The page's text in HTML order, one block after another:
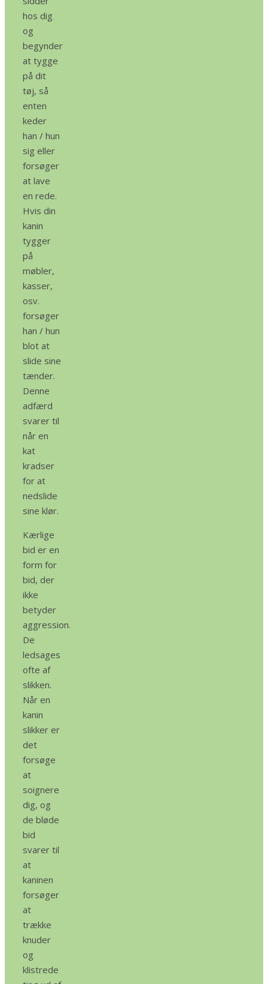
hos dig
og
begynder
at tygge
på dit
tøj, så
enten
keder
han / hun
sig eller
forsøger
at lave
en rede.
Hvis din
kanin
tygger
på
møbler,
kasser,
osv.
forsøger
han / hun
blot at
slide sine
tænder.
Denne
adfærd
svarer til
når en
kat
kradser
for at
nedslide
sine klør.
Kærlige
bid er en
form for
bid, der
ikke
betyder
aggression.
De
ledsages
ofte af
slikken.
Når en
kanin
slikker er
det
forsøge
at
soignere
dig, og
de bløde
bid
svarer til
at
kaninen
forsøger
at
trække
knuder
og
klistrede